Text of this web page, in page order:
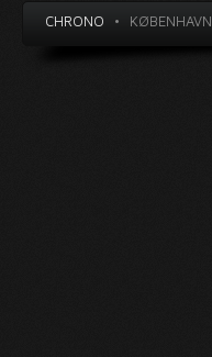
CHRONO • KØBENHAVN